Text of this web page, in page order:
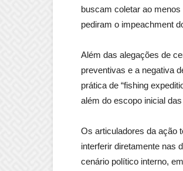
buscam coletar ao
pediram o impeachment
Além das alegações de
preventivas e a negativa
prática de “fishing
além do escopo inicial
Os articuladores da ação
interferir diretamente nas
cenário político interno,